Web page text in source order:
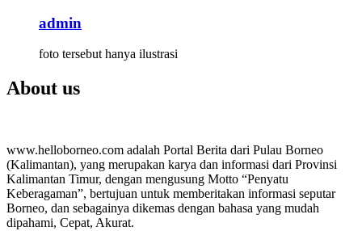
admin
foto tersebut hanya ilustrasi
About us
www.helloborneo.com adalah Portal Berita dari Pulau Borneo
(Kalimantan), yang merupakan karya dan informasi dari Provinsi
Kalimantan Timur, dengan mengusung Motto “Penyatu
Keberagaman”, bertujuan untuk memberitakan informasi seputar
Borneo, dan sebagainya dikemas dengan bahasa yang mudah
dipahami, Cepat, Akurat.